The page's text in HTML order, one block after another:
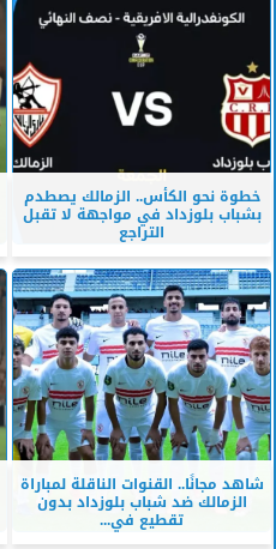
خطوة نحو الكأس.. الزمالك يصطدم
بشباب بلوزداد في مواجهة لا تقبل
التراجع
شاهد مجانًا.. القنوات الناقلة لمباراة
الزمالك ضد شباب بلوزداد بدون
تقطيع في...